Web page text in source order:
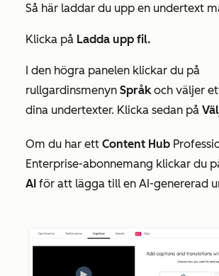
Så här laddar du upp en undertext
Klicka på Ladda upp fil.
I den högra panelen klickar du på
rullgardinsmenyn Språkoch väljer
dina undertexter. Klicka sedan på
Om du har ett Content Hub
Enterprise-abonnemang klickar du
AI för att lägga till en AI-genererad